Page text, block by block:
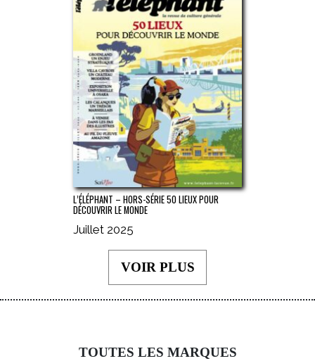
L’ÉLÉPHANT – HORS-SÉRIE 50 LIEUX POUR
DÉCOUVRIR LE MONDE
Juillet 2025
VOIR PLUS
TOUTES LES MARQUES